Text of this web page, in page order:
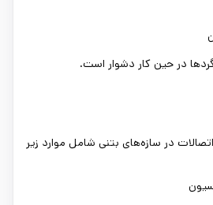
در حین کار دشوار است.
اتصالات در سازه‌های بتنی شامل موارد زیر